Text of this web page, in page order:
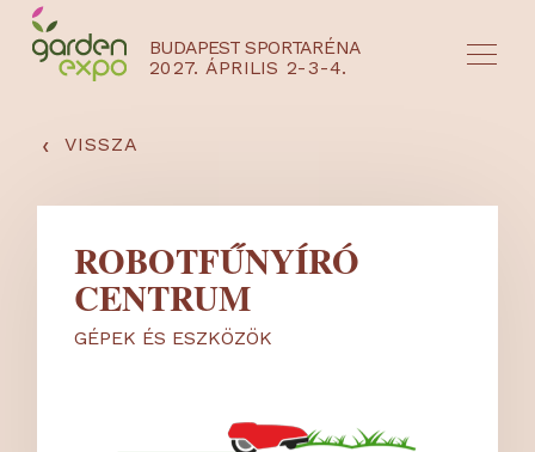
BUDAPEST SPORTARÉNA
2027. ÁPRILIS 2-3-4.
‹ VISSZA
ROBOTFŰNYÍRÓ
CENTRUM
GÉPEK ÉS ESZKÖZÖK